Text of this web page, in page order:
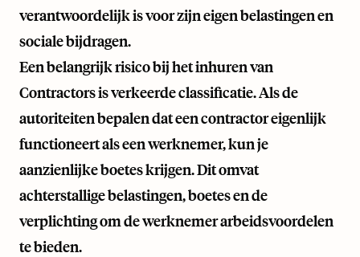
verantwoordelijk is voor zijn eigen belastingen en
sociale bijdragen.
Een belangrijk risico bij het inhuren van
Contractors is verkeerde classificatie. Als de
autoriteiten bepalen dat een contractor eigenlijk
functioneert als een werknemer, kun je
aanzienlijke boetes krijgen. Dit omvat
achterstallige belastingen, boetes en de
verplichting om de werknemer arbeidsvoordelen
te bieden.